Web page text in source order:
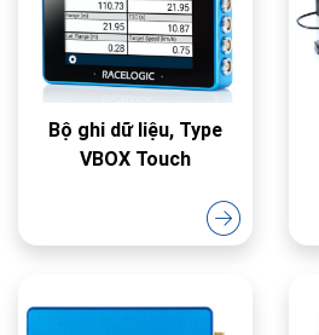
Bộ ghi dữ liệu, Type
VBOX Touch